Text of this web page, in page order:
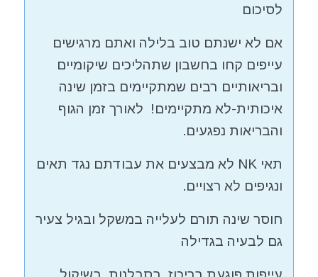
לסיכום
אם לא ישנתם טוב בלילה ואתם מרגישים
עייפים קחו בחשבון שתהליכים שיקומיים
ובריאותיים רבים שמתקיימים בזמן שינה
איכותית-לא מתקיימים! לאורך זמן הגוף
והבריאות נפגעים.
תאי NK לא מבצעים את עבודתם נגד תאים
ונגיפים לא רצויים.
חוסר שינה תורם לעלייה במשקל ובגיל צעיר
גם לבעיה בגדילה